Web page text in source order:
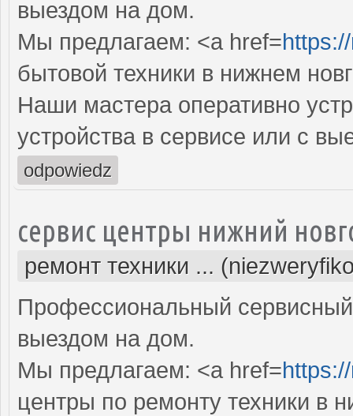
выездом на дом.
Мы предлагаем: <a href=
бытовой техники в нижнем
Наши мастера оперативно
устройства в сервисе или с
odpowiedz
сервис центры нижний
ремонт техники ...
Профессиональный
выездом на дом.
Мы предлагаем: <a href=
центры по ремонту техники в